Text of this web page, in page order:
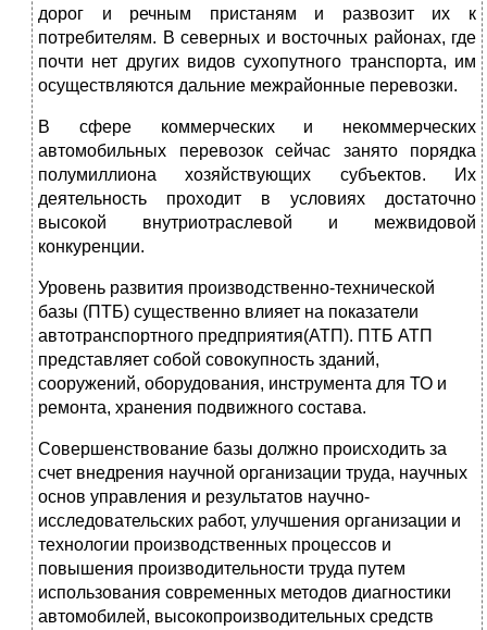
дорог и речным пристаням и развозит их к
потребителям. В северных и восточных районах, где
почти нет других видов сухопутного транспорта, им
осуществляются дальние межрайонные перевозки.
В сфере коммерческих и некоммерческих
автомобильных перевозок сейчас занято порядка
полумиллиона хозяйствующих субъектов. Их
деятельность проходит в условиях достаточно
высокой внутриотраслевой и межвидовой
конкуренции.
Уровень развития производственно-технической
базы (ПТБ) существенно влияет на показатели
автотранспортного предприятия(АТП). ПТБ АТП
представляет собой совокупность зданий,
сооружений, оборудования, инструмента для ТО и
ремонта, хранения подвижного состава.
Совершенствование базы должно происходить за
счет внедрения научной организации труда, научных
основ управления и результатов научно-
исследовательских работ, улучшения организации и
технологии производственных процессов и
повышения производительности труда путем
использования современных методов диагностики
автомобилей, высокопроизводительных средств